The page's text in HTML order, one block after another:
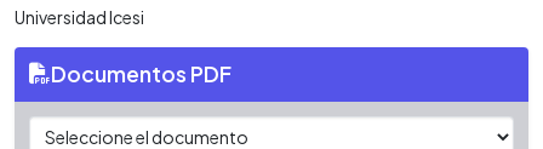
Universidad Icesi
Documentos PDF